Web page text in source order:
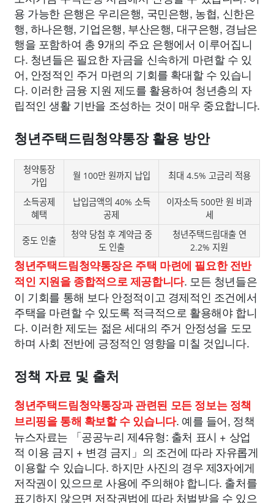
용 가능한 은행은 우리은행, 국민은행, 농협, 신한은
행, 하나은행, 기업은행, 부산은행, 대구은행, 경남은
행을 포함하여 총 9개의 주요 은행에서 이루어집니
다. 청년들은 필요한 자금을 신속하게 마련할 수 있
어, 안정적인 주거 마련의 기회를 확대할 수 있습니
다. 이러한 금융 지원 제도를 활용하여 청년층의 자
립적인 생활 기반을 조성하는 것이 매우 중요합니다.
청년주택드림청약통장 활용 방안
청약통장
가입
월 100만 원까지 납입 최대 4.5% 고금리 적용
소득공제
혜택
납입금액의 40% 소득
공제
이자소득 500만 원 비과
세
중도 인출
청약 당첨 후 계약금 중
도 인출
청년주택드림대출 연
2.2% 지원
청년주택드림청약통장은 주택 마련에 필요한 전반
적인 지원을 종합적으로 제공합니다. 모든 청년들은
이 기회를 통해 보다 안정적이고 경제적인 조건에서
주택을 마련할 수 있도록 적극적으로 활용해야 합니
다. 이러한 제도는 젊은 세대의 주거 안정성을 도모
하며 사회 전반에 긍정적인 영향을 미칠 것입니다.
정책 자료 및 출처
청년주택드림청약통장과 관련된 모든 정보는 정책
브리핑을 통해 확보할 수 있습니다. 예를 들어, 정책
뉴스자료는 「공공누리 제4유형: 출처 표시 + 상업
적 이용 금지 + 변경 금지」의 조건에 따라 자유롭게
이용할 수 있습니다. 하지만 사진의 경우 제3자에게
저작권이 있으므로 사용에 주의해야 합니다. 출처를
표기하지 않으면 저작권법에 따라 처벌받을 수 있으